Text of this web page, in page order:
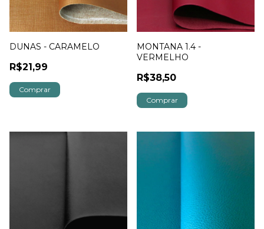
DUNAS - CARAMELO
R$21,99
MONTANA 1.4 -
VERMELHO
R$38,50